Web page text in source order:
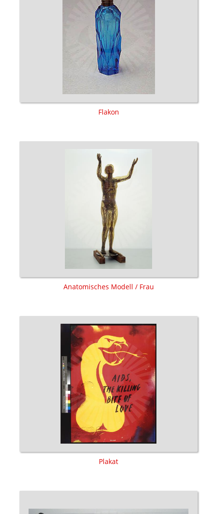
Flakon
Anatomisches Modell / Frau
Plakat